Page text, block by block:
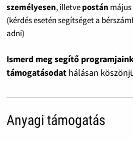
személyesen, illetvepostán május
(kérdés esetén segítséget a
adni)
Ismerd meg segítő
támogatásodat hálásan
Anyagi támogatás